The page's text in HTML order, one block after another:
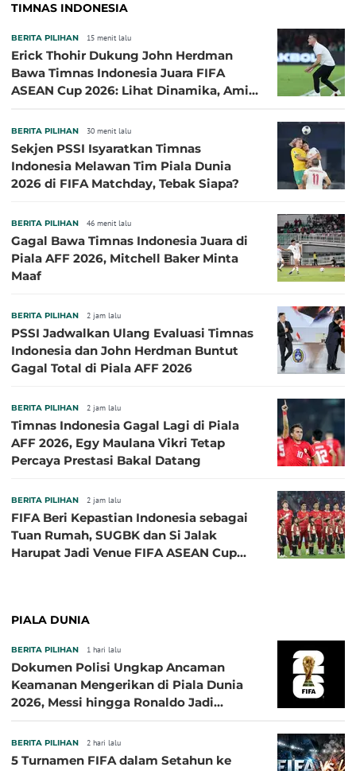
TIMNAS INDONESIA
BERITA PILIHAN 15 menit lalu
Erick Thohir Dukung John Herdman
Bawa Timnas Indonesia Juara FIFA
ASEAN Cup 2026: Lihat Dinamika, Amit-
BERITA PILIHAN 30 menit lalu
Sekjen PSSI Isyaratkan Timnas
Indonesia Melawan Tim Piala Dunia
2026 di FIFA Matchday, Tebak Siapa?
BERITA PILIHAN 46 menit lalu
Gagal Bawa Timnas Indonesia Juara di
Piala AFF 2026, Mitchell Baker Minta
Maaf
BERITA PILIHAN 2 jam lalu
PSSI Jadwalkan Ulang Evaluasi Timnas
Indonesia dan John Herdman Buntut
Gagal Total di Piala AFF 2026
BERITA PILIHAN 2 jam lalu
Timnas Indonesia Gagal Lagi di Piala
AFF 2026, Egy Maulana Vikri Tetap
Percaya Prestasi Bakal Datang
BERITA PILIHAN 2 jam lalu
FIFA Beri Kepastian Indonesia sebagai
Tuan Rumah, SUGBK dan Si Jalak
Harupat Jadi Venue FIFA ASEAN Cup
PIALA DUNIA
BERITA PILIHAN 1 hari lalu
Dokumen Polisi Ungkap Ancaman
Keamanan Mengerikan di Piala Dunia
2026, Messi hingga Ronaldo Jadi
BERITA PILIHAN 2 hari lalu
5 Turnamen FIFA dalam Setahun ke